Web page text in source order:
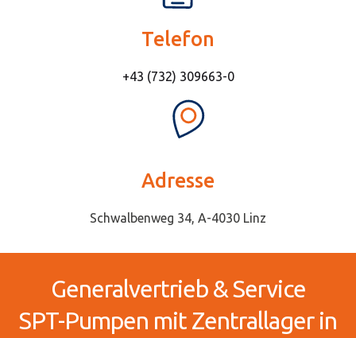
Telefon
+43 (732) 309663-0
Adresse
Schwalbenweg 34, A-4030 Linz
Generalvertrieb & Service
SPT-Pumpen mit Zentrallager in